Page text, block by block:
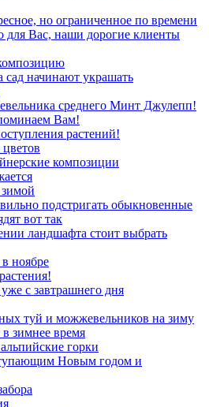
но ограниченное по времени
для Вас, наши дорогие клиенты
сад начинают украшать
среднего Минт Джулепп!
Вам!
растений!
композиции
зимой
подстригать обыкновенные
вот так
ландшафта стоит выбрать
в ноябре
с завтрашнего дня
туй и можжевельников на зиму
зимнее время
горки
Новым годом и